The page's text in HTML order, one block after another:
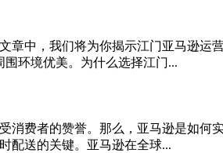
章中，我们将为你揭示江门亚马逊运
环境优美。为什么选择江门...
消费者的赞誉。那么，亚马逊是如何
配送的关键。亚马逊在全球...